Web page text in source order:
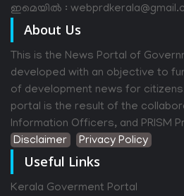
ഇമെയിൽ :
About Us
This is the News Portal of
developed with an objective to
of development news for
portal is the result of the
Information Officers, and PRISM
Disclaimer
Privacy Policy
Useful Links
Kerala Goverment Portal